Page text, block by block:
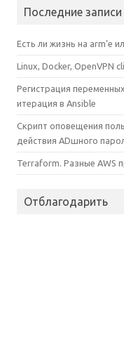
Последние записи
Есть ли жизнь на arm’е
Linux, Docker, OpenVPN
Регистрация
итерация в Ansible
Скрипт оповещения
действия ADшного
Terraform. Разные AWS
Отблагодарить